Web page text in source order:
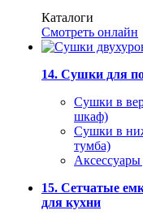
Каталоги
Смотреть онлайн
14. Сушки для
Сушки в
шкаф)
Сушки в
тумба)
15. Сетчатые
для кухни